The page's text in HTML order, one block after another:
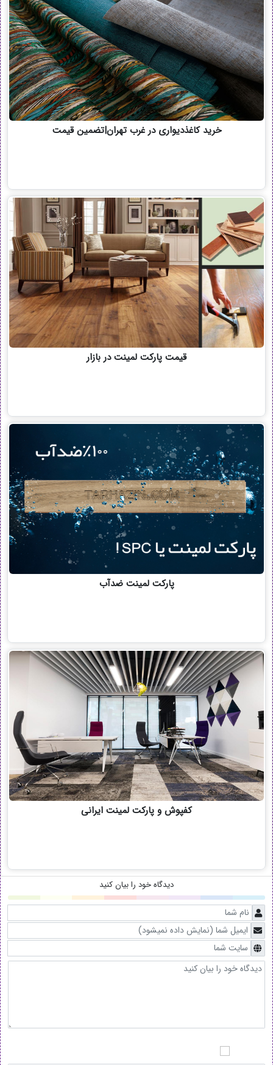
خرید کاغذدیواری در غرب تهران|تضمین قیمت
قیمت پارکت لمینت در بازار
پارکت لمینت ضدآب
کفپوش و پارکت لمینت ایرانی
دیدگاه خود را بیان کنید